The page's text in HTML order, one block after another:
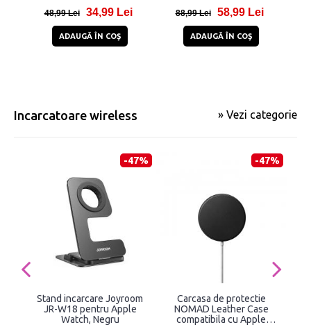
48,99 Lei 34,99 Lei
ADAUGĂ ÎN COŞ
88,99 Lei 58,99 Lei
ADAUGĂ ÎN COŞ
Incarcatoare wireless » Vezi categorie
-47%
Stand incarcare Joyroom
JR-W18 pentru Apple
Watch, Negru
-47%
Carcasa de protectie
NOMAD Leather Case
compatibila cu Apple